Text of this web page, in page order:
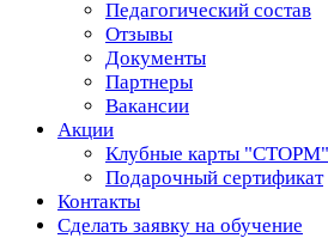
Педагогический состав
Отзывы
Документы
Партнеры
Вакансии
Акции
Клубные карты "СТОРМ"
Подарочный сертификат
Контакты
Сделать заявку на обучение